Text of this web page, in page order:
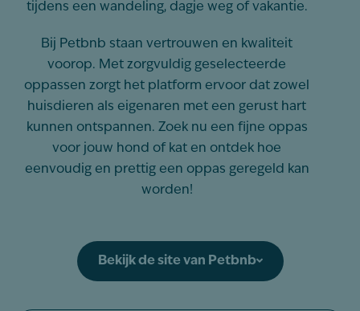
tijdens een wandeling, dagje weg of vakantie.
Bij Petbnb staan vertrouwen en kwaliteit
voorop. Met zorgvuldig geselecteerde
oppassen zorgt het platform ervoor dat zowel
huisdieren als eigenaren met een gerust hart
kunnen ontspannen. Zoek nu een fijne oppas
voor jouw hond of kat en ontdek hoe
eenvoudig en prettig een oppas geregeld kan
worden!
Bekijk de site van Petbnb